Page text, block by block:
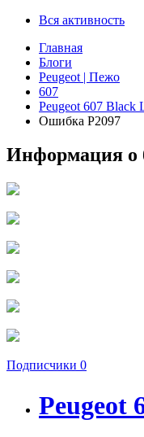
Вся активность
Главная
Блоги
Peugeot | Пежо
607
Peugeot 607 Black
Ошибка Р2097
Информация о
Подписчики 0
Peugeot